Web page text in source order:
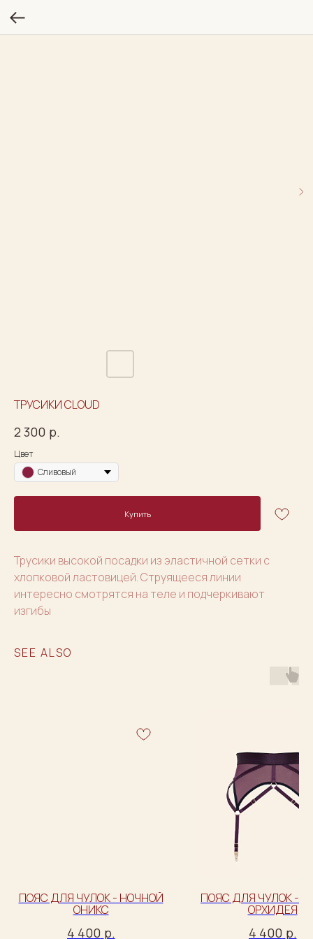
ТРУСИКИ CLOUD
2 300 р.
Цвет
Сливовый
Купить
Трусики высокой посадки из эластичной сетки с
хлопковой ластовицей. Струящееся линии
интересно смотрятся на теле и подчеркивают
изгибы
SEE ALSO
ПОЯС ДЛЯ ЧУЛОК - НОЧНОЙ
ОНИКС
4 400 р.
ПОЯС ДЛЯ ЧУЛОК -
ОРХИДЕЯ
4 400 р.